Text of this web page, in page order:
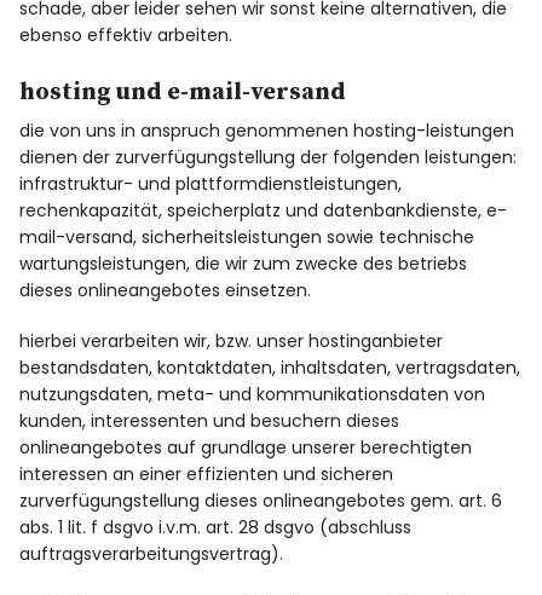
schade, aber leider sehen wir sonst keine alternativen, die
ebenso effektiv arbeiten.
hosting und e-mail-versand
die von uns in anspruch genommenen hosting-leistungen
dienen der zurverfügungstellung der folgenden leistungen:
infrastruktur- und plattformdienstleistungen,
rechenkapazität, speicherplatz und datenbankdienste, e-
mail-versand, sicherheitsleistungen sowie technische
wartungsleistungen, die wir zum zwecke des betriebs
dieses onlineangebotes einsetzen.
hierbei verarbeiten wir, bzw. unser hostinganbieter
bestandsdaten, kontaktdaten, inhaltsdaten, vertragsdaten,
nutzungsdaten, meta- und kommunikationsdaten von
kunden, interessenten und besuchern dieses
onlineangebotes auf grundlage unserer berechtigten
interessen an einer effizienten und sicheren
zurverfügungstellung dieses onlineangebotes gem. art. 6
abs. 1 lit. f dsgvo i.v.m. art. 28 dsgvo (abschluss
auftragsverarbeitungsvertrag).